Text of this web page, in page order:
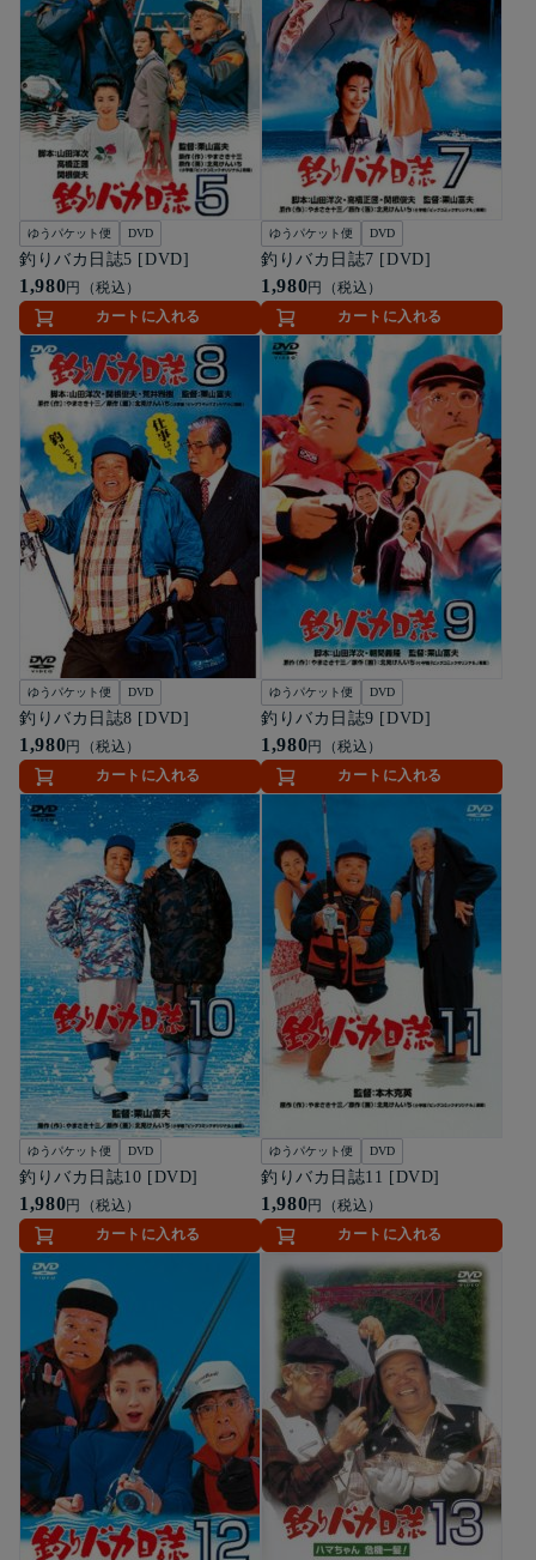
ゆうパケット便 DVD
釣りバカ日誌5 [DVD]
1,980円（税込）
カートに入れる
ゆうパケット便 DVD
釣りバカ日誌7 [DVD]
1,980円（税込）
カートに入れる
ゆうパケット便 DVD
釣りバカ日誌8 [DVD]
1,980円（税込）
カートに入れる
ゆうパケット便 DVD
釣りバカ日誌9 [DVD]
1,980円（税込）
カートに入れる
ゆうパケット便 DVD
釣りバカ日誌10 [DVD]
1,980円（税込）
カートに入れる
ゆうパケット便 DVD
釣りバカ日誌11 [DVD]
1,980円（税込）
カートに入れる